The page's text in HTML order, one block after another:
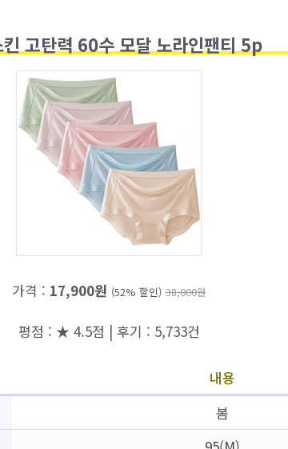
킨 고탄력 60수 모달 노라인팬티 5p
가격 : 17,900원 (52% 할인) 38,000원
평점 : ★ 4.5점 | 후기 : 5,733건
내용
봄